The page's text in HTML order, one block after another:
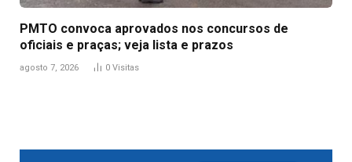
PMTO convoca aprovados nos concursos de
oficiais e praças; veja lista e prazos
agosto 7, 2026 0 Visitas